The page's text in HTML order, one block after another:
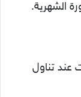
الشهرية.
عند تناول